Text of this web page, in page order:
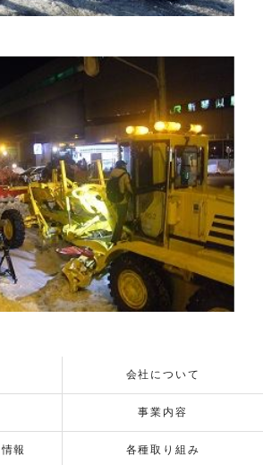
会社について
事業内容
報 各種取り組み